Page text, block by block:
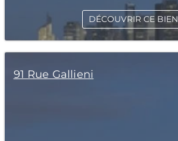
DÉCOUVRIR CE BIEN
91 Rue Gallieni